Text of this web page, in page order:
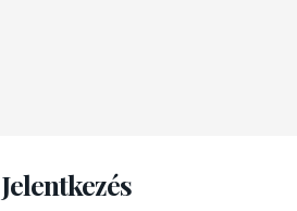
Jelentkezés